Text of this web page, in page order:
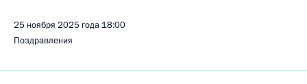
25 ноября 2025 года 18:00
Поздравления